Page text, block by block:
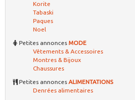
Korite
Tabaski
Paques
Noel
Petites annonces MODE
Vêtements & Accessoires
Montres & Bijoux
Chaussures
Petites annonces ALIMENTATIONS
Denrées alimentaires